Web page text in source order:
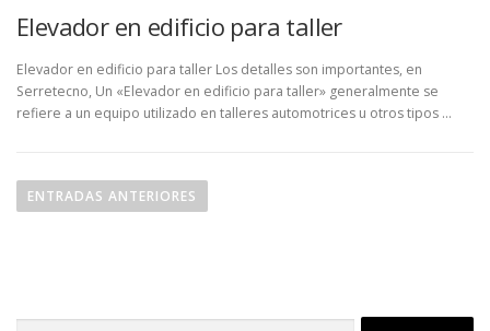
Elevador en edificio para taller
Elevador en edificio para taller Los detalles son importantes, en
Serretecno, Un «Elevador en edificio para taller» generalmente se
refiere a un equipo utilizado en talleres automotrices u otros tipos …
aENTRADAS ANTERIORES